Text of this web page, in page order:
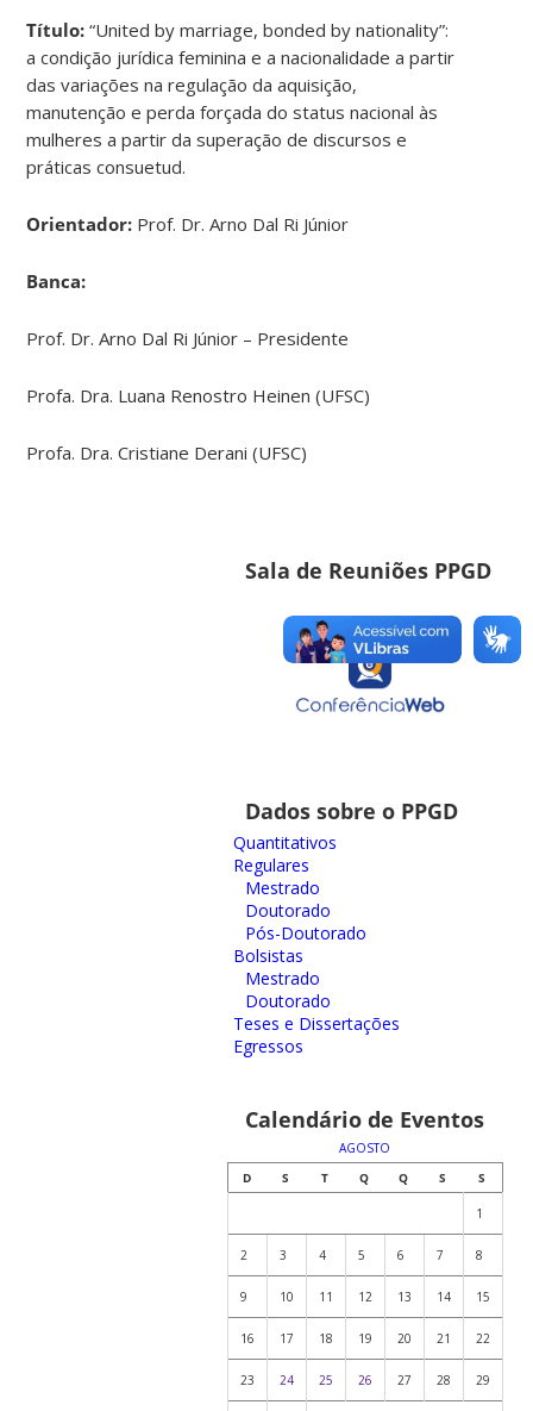
Título:“United by marriage, bonded by nationality”:
a condição jurídica feminina e a nacionalidade a partir
das variações na regulação da aquisição,
manutenção e perda forçada do status nacional às
mulheres a partir da superação de discursos e
práticas consuetud.
Orientador: Prof. Dr. Arno Dal Ri Júnior
Banca:
Prof. Dr. Arno Dal Ri Júnior – Presidente
Profa. Dra. Luana Renostro Heinen (UFSC)
Profa. Dra. Cristiane Derani (UFSC)
Sala de Reuniões PPGD
Dados sobre o PPGD
Quantitativos
Regulares
Mestrado
Doutorado
Pós-Doutorado
Bolsistas
Mestrado
Doutorado
Teses e Dissertações
Egressos
Calendário de Eventos
AGOSTO
D
S T Q Q S S
1
2 3 4 5 6 7 8
9 10 11 12 13 14 15
16 17 18 19 20 21 22
23 24 25 26 27 28 29